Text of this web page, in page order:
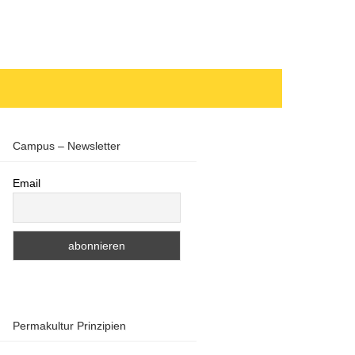
Campus – Newsletter
Email
Permakultur Prinzipien